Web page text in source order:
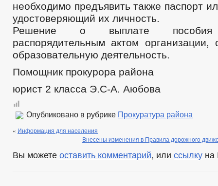
необходимо предъявить также паспорт
удостоверяющий их личность.
Решение о выплате пособия
распорядительным актом организации,
образовательную деятельность.
Помощник прокурора района
юрист 2 класса Э.С-А. Аюбова
Опубликовано в рубрике Прокуратура района
« Информация для населения
Внесены изменения в Правила дорожного
Вы можете оставить комментарий, или ссылку на